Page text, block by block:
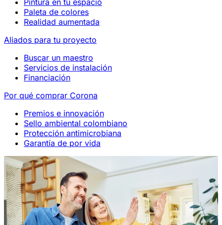
Pintura en tu espacio
Paleta de colores
Realidad aumentada
Aliados para tu proyecto
Buscar un maestro
Servicios de instalación
Financiación
Por qué comprar Corona
Premios e innovación
Sello ambiental colombiano
Protección antimicrobiana
Garantía de por vida